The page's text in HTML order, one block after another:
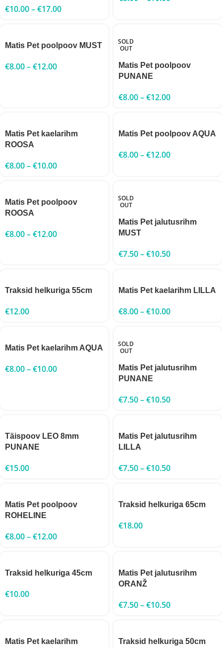
€10.00–€17.00
Matis Pet poolpoov MUST
€8.00–€12.00
SOLD
OUT
Matis Pet poolpoov
PUNANE
€8.00–€12.00
Matis Pet kaelarihm
ROOSA
€8.00–€10.00
Matis Pet poolpoov AQUA
€8.00–€12.00
Matis Pet poolpoov
ROOSA
€8.00–€12.00
SOLD
OUT
Matis Pet jalutusrihm
MUST
€7.50–€10.50
Traksid helkuriga 55cm
€12.00
Matis Pet kaelarihm LILLA
€8.00–€10.00
Matis Pet kaelarihm AQUA
€8.00–€10.00
SOLD
OUT
Matis Pet jalutusrihm
PUNANE
€7.50–€10.50
Täispoov LEO 8mm
PUNANE
€15.00
Matis Pet jalutusrihm
LILLA
€7.50–€10.50
Matis Pet poolpoov
ROHELINE
€8.00–€12.00
Traksid helkuriga 65cm
€18.00
Traksid helkuriga 45cm
€10.00
Matis Pet jalutusrihm
ORANŽ
€7.50–€10.50
Matis Pet kaelarihm
Traksid helkuriga 50cm